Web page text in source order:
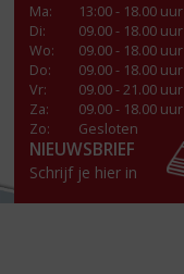
Ma:
13:00 - 18.00 uur
Di:
09.00 - 18.00 uur
Wo:
09.00 - 18.00 uur
Do:
09.00 - 18.00 uur
Vr:
09.00 - 21.00 uur
Za:
09.00 - 18.00 uur
Zo:
Gesloten
NIEUWSBRIEF
Schrijf je hier in